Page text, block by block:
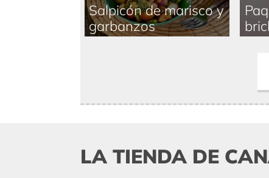
Salpicón de marisco y
garbanzos
LA TIENDA DE